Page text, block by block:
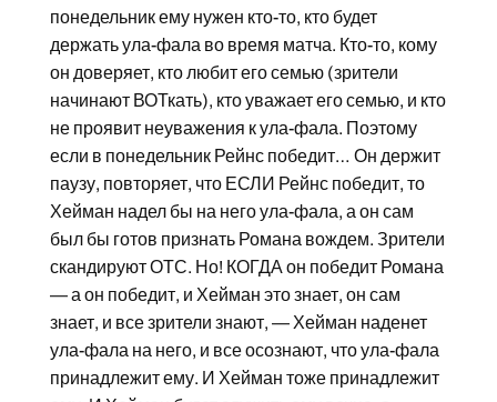
понедельник ему нужен кто-то, кто будет
держать ула-фала во время матча. Кто-то, кому
он доверяет, кто любит его семью (зрители
начинают ВОТкать), кто уважает его семью, и кто
не проявит неуважения к ула-фала. Поэтому
если в понедельник Рейнс победит… Он держит
паузу, повторяет, что ЕСЛИ Рейнс победит, то
Хейман надел бы на него ула-фала, а он сам
был бы готов признать Романа вождем. Зрители
скандируют ОТС. Но! КОГДА он победит Романа
— а он победит, и Хейман это знает, он сам
знает, и все зрители знают, — Хейман наденет
ула-фала на него, и все осознают, что ула-фала
принадлежит ему. И Хейман тоже принадлежит